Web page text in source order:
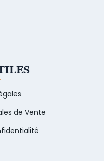
de Vente